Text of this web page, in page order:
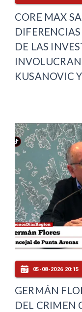
CORE MAX
DE LAS
KUSANOVIC
05-08-2026 20:15
GERMÁN
DEL CRIMEN